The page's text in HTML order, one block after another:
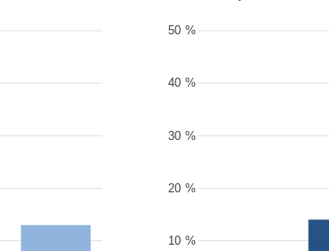
50 %
40 %
30 %
20 %
10 %